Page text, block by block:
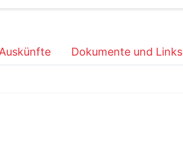
Auskünfte Dokumente und Links